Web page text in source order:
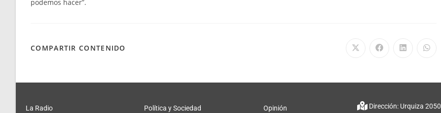
podemos hacer”.
COMPARTIR CONTENIDO
La Radio Política y Sociedad Opinión Dirección: Urquiza 2050